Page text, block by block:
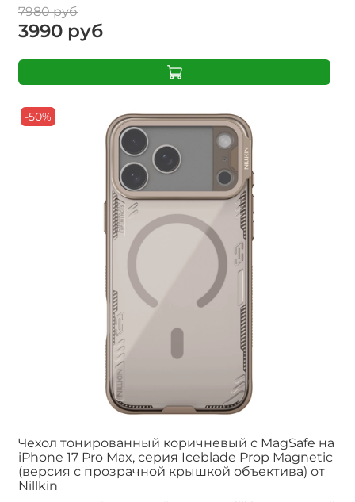
7980 руб
3990 руб
-50%
Чехол тонированный коричневый с MagSafe на
iPhone 17 Pro Max, серия Iceblade Prop Magnetic
(версия с прозрачной крышкой объектива) от
Nillkin